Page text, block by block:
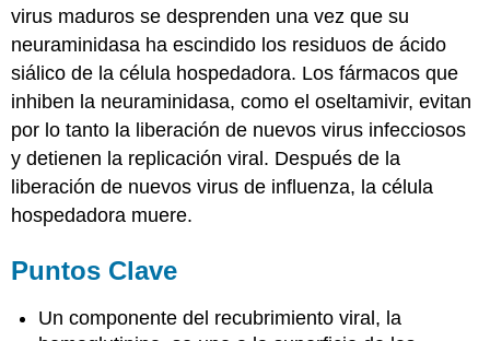
virus maduros se desprenden una vez que su
neuraminidasa ha escindido los residuos de ácido
siálico de la célula hospedadora. Los fármacos que
inhiben la neuraminidasa, como el oseltamivir, evitan
por lo tanto la liberación de nuevos virus infecciosos
y detienen la replicación viral. Después de la
liberación de nuevos virus de influenza, la célula
hospedadora muere.
Puntos Clave
Un componente del recubrimiento viral, la